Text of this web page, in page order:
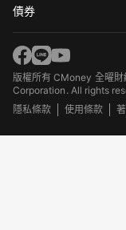
債券
版權所有 CMoney 全曜
Corporation. All rights
隱私條款
使用條款